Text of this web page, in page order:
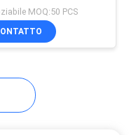
di 2000 mq
MOQ:50 PCS